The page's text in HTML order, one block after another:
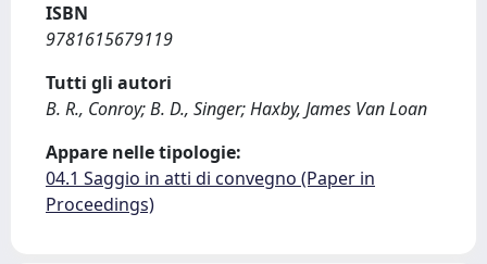
ISBN
9781615679119
Tutti gli autori
B. R., Conroy; B. D., Singer; Haxby, James Van Loan
Appare nelle tipologie:
04.1 Saggio in atti di convegno (Paper in
Proceedings)